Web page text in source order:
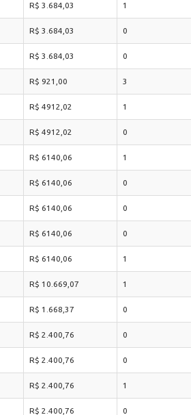
R$ 3.684,03 1
R$ 3.684,03 0
R$ 3.684,03 0
R$ 921,00 3
R$ 4912,02 1
R$ 4912,02 0
R$ 6140,06 1
R$ 6140,06 0
R$ 6140,06 0
R$ 6140,06 0
R$ 6140,06 1
R$ 10.669,07 1
R$ 1.668,37 0
R$ 2.400,76 0
R$ 2.400,76 0
R$ 2.400,76 1
R$ 2.400,76 0